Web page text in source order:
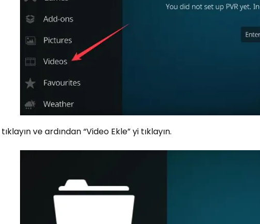
ve ardından “Video Ekle” yi tıklayın.